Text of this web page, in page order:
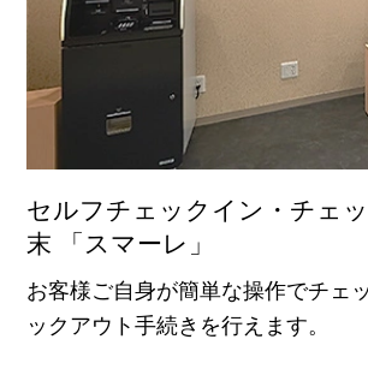
セルフチェックイン・チェ
末 「スマーレ」
お客様ご自身が簡単な操作でチェ
ックアウト手続きを行えます。